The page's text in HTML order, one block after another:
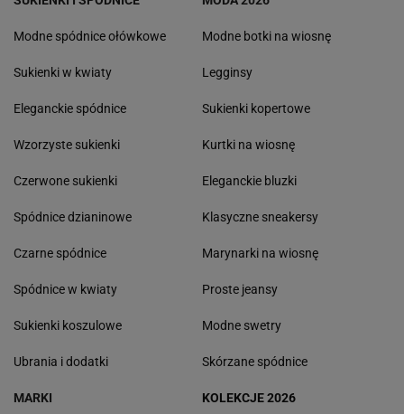
Modne spódnice ołówkowe
Sukienki w kwiaty
Eleganckie spódnice
Wzorzyste sukienki
Czerwone sukienki
Spódnice dzianinowe
Czarne spódnice
Spódnice w kwiaty
Sukienki koszulowe
Ubrania i dodatki
Modne botki na wiosnę
Legginsy
Sukienki kopertowe
Kurtki na wiosnę
Eleganckie bluzki
Klasyczne sneakersy
Marynarki na wiosnę
Proste jeansy
Modne swetry
Skórzane spódnice
MARKI KOLEKCJE 2026